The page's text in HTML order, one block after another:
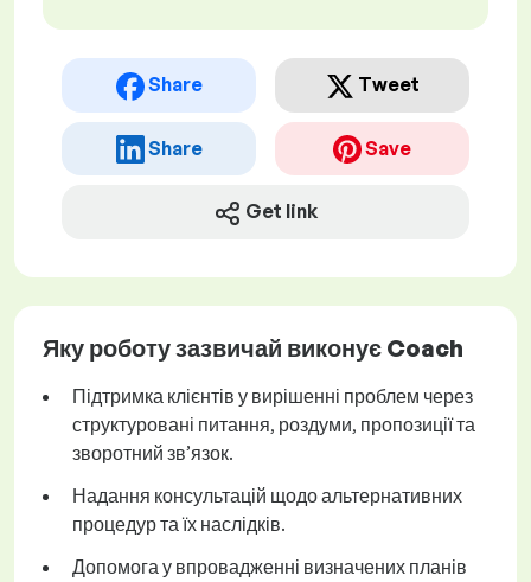
Share Tweet
Share Save
Get link
Яку роботу зазвичай виконує Coach
Підтримка клієнтів у вирішенні проблем через
структуровані питання, роздуми, пропозиції та
зворотний зв’язок.
Надання консультацій щодо альтернативних
процедур та їх наслідків.
Допомога у впровадженні визначених планів